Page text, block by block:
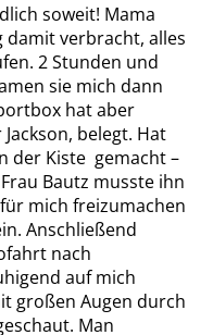
soweit! Mama
damit verbracht, alles
2 Stunden und
sie mich dann
hat aber
belegt. Hat
der Kiste gemacht –
Bautz musste ihn
mich freizumachen
Anschließend
nach
auf mich
großen Augen durch
Man